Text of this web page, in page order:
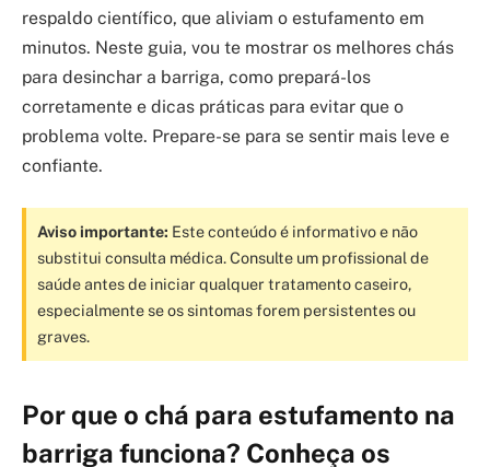
respaldo científico, que aliviam o estufamento em
minutos. Neste guia, vou te mostrar os melhores chás
para desinchar a barriga, como prepará-los
corretamente e dicas práticas para evitar que o
problema volte. Prepare-se para se sentir mais leve e
confiante.
Aviso importante: Este conteúdo é informativo e não
substitui consulta médica. Consulte um profissional de
saúde antes de iniciar qualquer tratamento caseiro,
especialmente se os sintomas forem persistentes ou
graves.
Por que o chá para estufamento na
barriga funciona? Conheça os